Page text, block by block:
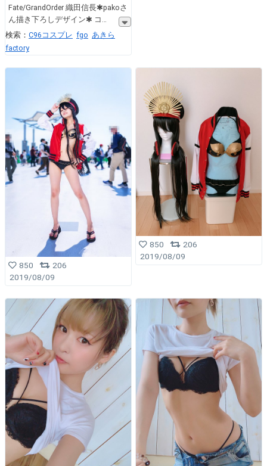
Fate/GrandOrder 織田信長✱pakoさ
ん描き下ろしデザイン✱ コ
検索： C96コスプレ fgo あきら
factory
850
206
2019/08/09
850
206
2019/08/09